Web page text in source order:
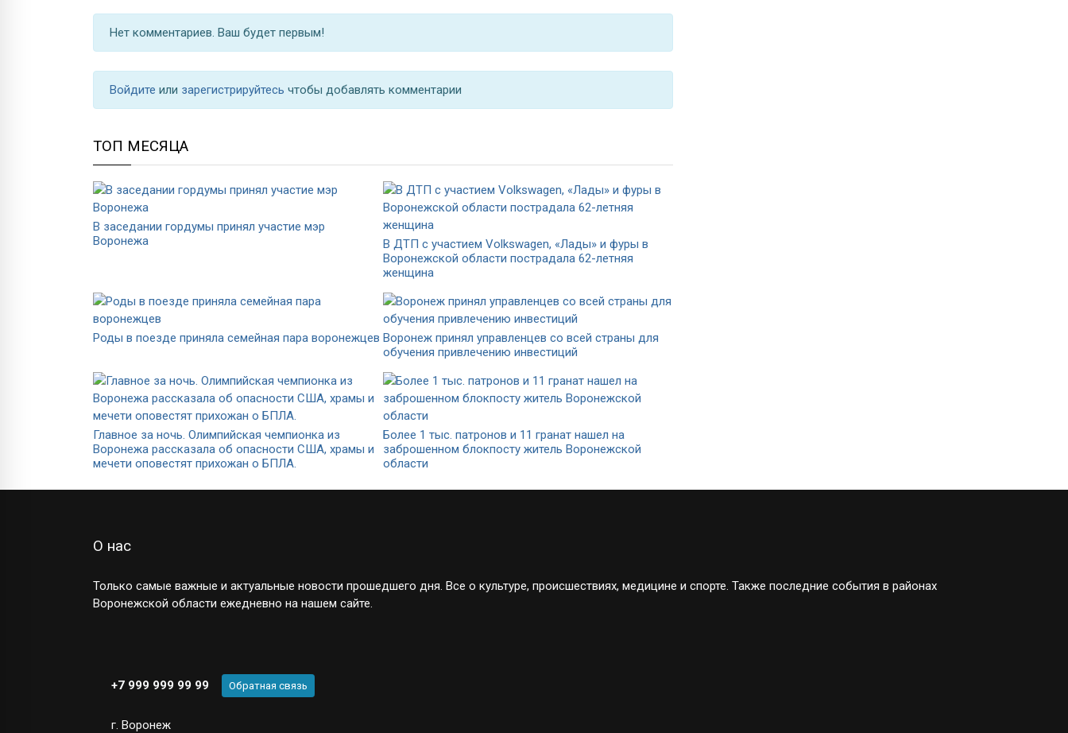
Нет комментариев. Ваш будет первым!
Войдите или зарегистрируйтесь чтобы добавлять комментарии
ТОП МЕСЯЦА
В заседании гордумы принял участие мэр
Воронежа
В ДТП с участием Volkswagen, «Лады» и фуры в
Воронежской области пострадала 62-летняя
женщина
Роды в поезде приняла семейная пара воронежцев Воронеж принял управленцев со всей страны для
обучения привлечению инвестиций
Главное за ночь. Олимпийская чемпионка из
Воронежа рассказала об опасности США, храмы и
мечети оповестят прихожан о БПЛА.
Более 1 тыс. патронов и 11 гранат нашел на
заброшенном блокпосту житель Воронежской
области
О нас
Только самые важные и актуальные новости прошедшего дня. Все о культуре, происшествиях, медицине и спорте. Также последние события в районах
Воронежской области ежедневно на нашем сайте.
+7 999 999 99 99 Обратная связь
г. Воронеж